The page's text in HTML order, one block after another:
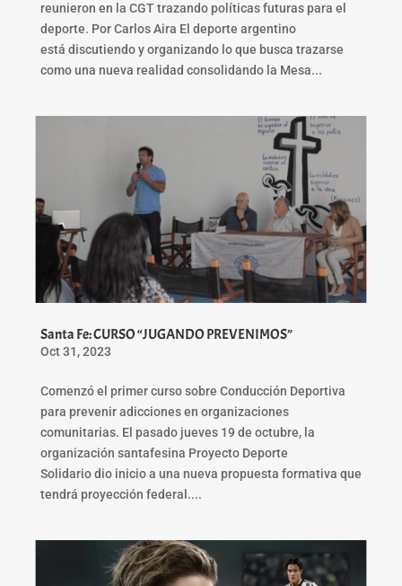
reunieron en la CGT trazando políticas futuras para el
deporte. Por Carlos Aira El deporte argentino
está discutiendo y organizando lo que busca trazarse
como una nueva realidad consolidando la Mesa...
Santa Fe: CURSO “JUGANDO PREVENIMOS”
Oct 31, 2023
Comenzó el primer curso sobre Conducción Deportiva
para prevenir adicciones en organizaciones
comunitarias. El pasado jueves 19 de octubre, la
organización santafesina Proyecto Deporte
Solidario dio inicio a una nueva propuesta formativa que
tendrá proyección federal....